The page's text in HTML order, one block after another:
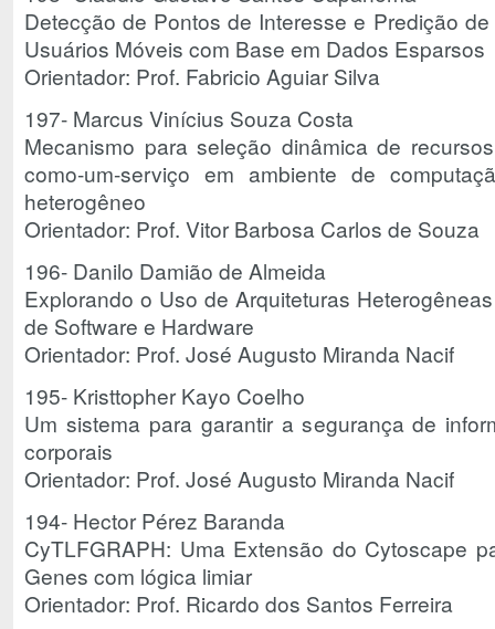
Detecção de Pontos de Interesse e Predição
Usuários Móveis com Base em Dados Esparsos
Orientador: Prof. Fabricio Aguiar Silva
197- Marcus Vinícius Souza Costa
Mecanismo para seleção dinâmica de
como-um-serviço em ambiente de
heterogêneo
Orientador: Prof. Vitor Barbosa Carlos de Souza
196- Danilo Damião de Almeida
Explorando o Uso de Arquiteturas
de Software e Hardware
Orientador: Prof. José Augusto Miranda Nacif
195- Kristtopher Kayo Coelho
Um sistema para garantir a segurança de
corporais
Orientador: Prof. José Augusto Miranda Nacif
194- Hector Pérez Baranda
CyTLFGRAPH: Uma Extensão do Cytoscape
Genes com lógica limiar
Orientador: Prof. Ricardo dos Santos Ferreira